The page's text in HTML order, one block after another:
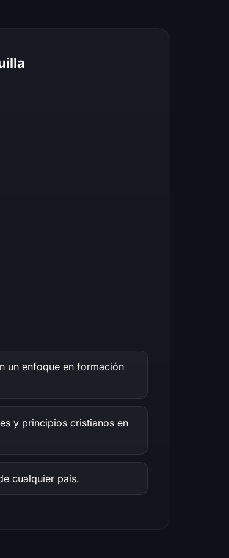
un enfoque en formación
y principios cristianos en
cualquier país.